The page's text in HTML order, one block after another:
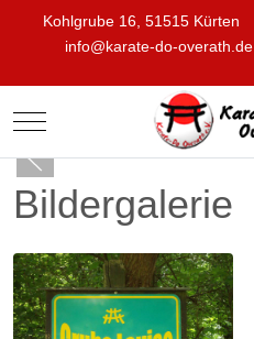
Kohlgrube 16, 51515 Kürten
info@karate-do-overath.de
Mobile Menu Toggle
Bildergalerie